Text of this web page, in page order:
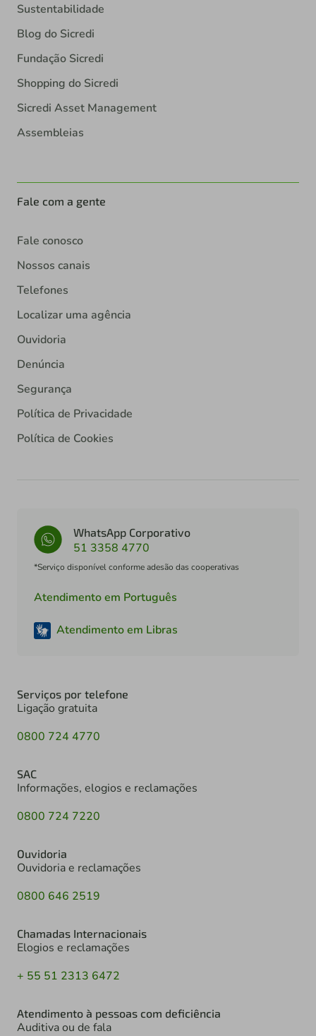
Sustentabilidade
Blog do Sicredi
Fundação Sicredi
Shopping do Sicredi
Sicredi Asset Management
Assembleias
Fale com a gente
Fale conosco
Nossos canais
Telefones
Localizar uma agência
Ouvidoria
Denúncia
Segurança
Política de Privacidade
Política de Cookies
WhatsApp Corporativo
51 3358 4770
*Serviço disponível conforme adesão das cooperativas
Atendimento em Português
Atendimento em Libras
Serviços por telefone
Ligação gratuita
0800 724 4770
SAC
Informações, elogios e reclamações
0800 724 7220
Ouvidoria
Ouvidoria e reclamações
0800 646 2519
Chamadas Internacionais
Elogios e reclamações
+ 55 51 2313 6472
Atendimento à pessoas com deficiência
Auditiva ou de fala